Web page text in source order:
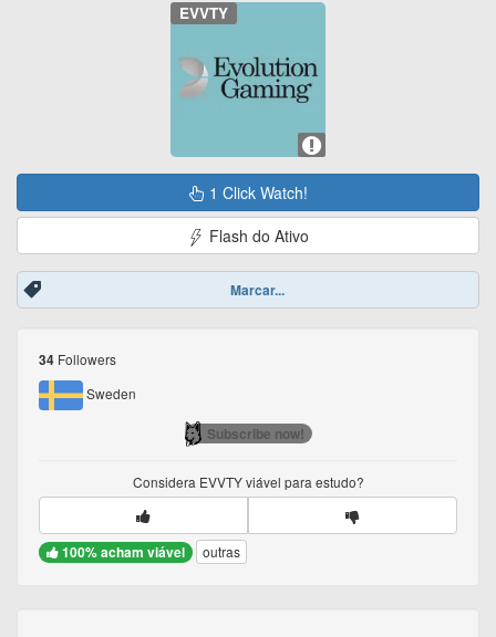
EVVTY
1 Click Watch!
Flash do Ativo
Marcar...
34 Followers
Sweden
Subscribe now!
Considera EVVTYviável para estudo?
100% acham viável outras